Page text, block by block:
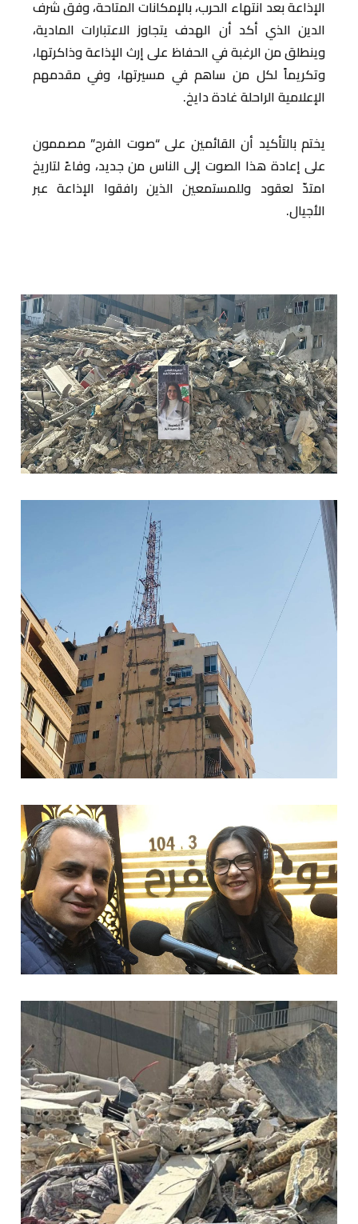
الإذاعة بعد انتهاء الحرب، بالإمكانات المتاحة، وفق شرف
الدين الذي أكد أن الهدف يتجاوز الاعتبارات المادية،
وينطلق من الرغبة في الحفاظ على إرث الإذاعة وذاكرتها،
وتكريماً لكل من ساهم في مسيرتها، وفي مقدمهم
الإعلامية الراحلة غادة دايخ.
يختم بالتأكيد أن القائمين على “صوت الفرح” مصممون
على إعادة هذا الصوت إلى الناس من جديد، وفاءً لتاريخ
امتدّ لعقود وللمستمعين الذين رافقوا الإذاعة عبر
الأجيال.